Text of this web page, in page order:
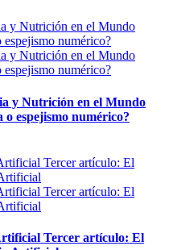
y Nutrición en el Mundo
o espejismo numérico?
Tercer artículo: El